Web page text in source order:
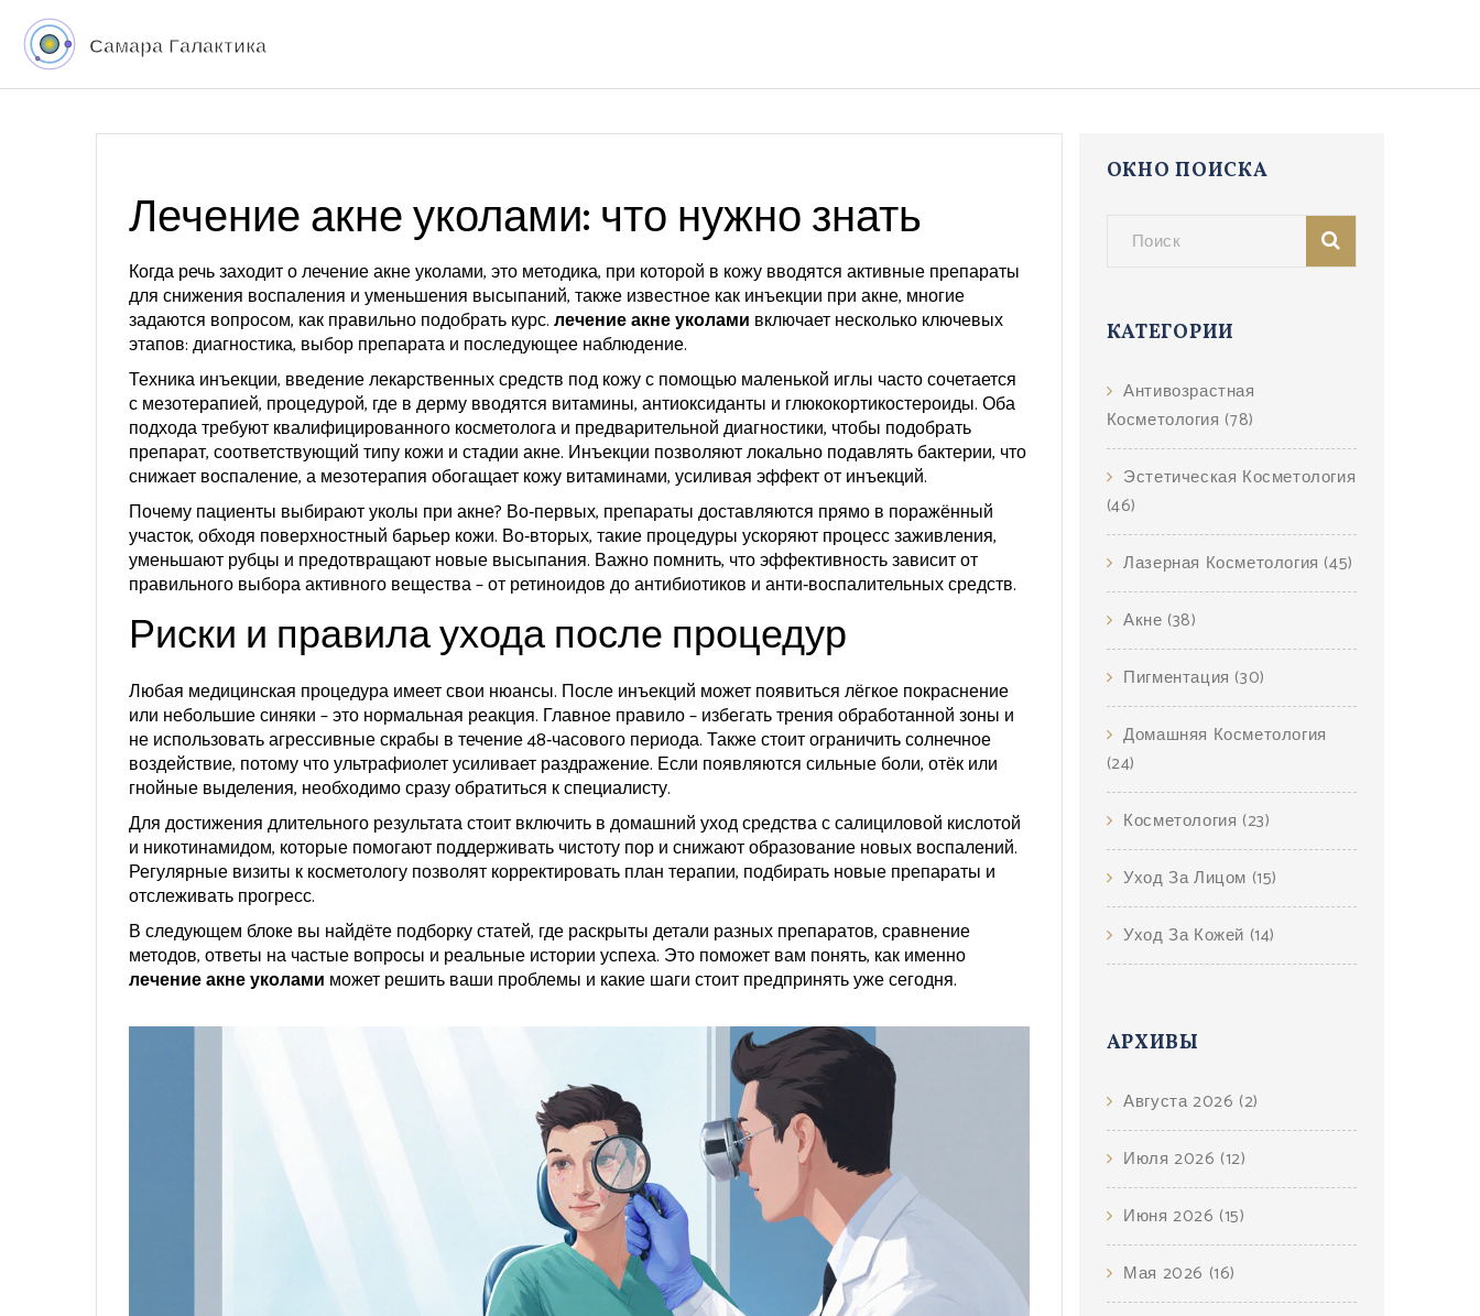
Лечение акне уколами: что нужно знать
Когда речь заходит олечение акне уколами,это методика, при которой в кожу вводятся активные препараты
для снижения воспаления и уменьшения высыпаний, также известное какинъекции при акне, многие
задаются вопросом, как правильно подобрать курс.лечение акне уколами включает несколько ключевых
этапов: диагностика, выбор препарата и последующее наблюдение.
Техникаинъекции, введение лекарственных средств под кожу с помощью маленькой иглы часто сочетается
смезотерапией, процедурой, где в дерму вводятся витамины, антиоксиданты и глюкокортикостероиды. Оба
подхода требуют квалифицированного косметолога и предварительной диагностики, чтобы подобрать
препарат, соответствующий типу кожи и стадии акне. Инъекции позволяют локально подавлять бактерии, что
снижает воспаление, а мезотерапия обогащает кожу витаминами, усиливая эффект от инъекций.
Почему пациенты выбирают уколы при акне? Во‑первых, препараты доставляются прямо в поражённый
участок, обходя поверхностный барьер кожи. Во‑вторых, такие процедуры ускоряют процесс заживления,
уменьшают рубцы и предотвращают новые высыпания. Важно помнить, что эффективность зависит от
правильного выбора активного вещества – от ретиноидов до антибиотиков и анти‑воспалительных средств.
Риски и правила ухода после процедур
Любая медицинская процедура имеет свои нюансы. После инъекций может появиться лёгкое покраснение
или небольшие синяки – это нормальная реакция. Главное правило – избегать трения обработанной зоны и
не использовать агрессивные скрабы в течение 48‑часового периода. Также стоит ограничить солнечное
воздействие, потому что ультрафиолет усиливает раздражение. Если появляются сильные боли, отёк или
гнойные выделения, необходимо сразу обратиться к специалисту.
Для достижения длительного результата стоит включить в домашний уход средства с салициловой кислотой
и никотинамидом, которые помогают поддерживать чистоту пор и снижают образование новых воспалений.
Регулярные визиты к косметологу позволят корректировать план терапии, подбирать новые препараты и
отслеживать прогресс.
В следующем блоке вы найдёте подборку статей, где раскрыты детали разных препаратов, сравнение
методов, ответы на частые вопросы и реальные истории успеха. Это поможет вам понять, как именно
лечение акне уколами может решить ваши проблемы и какие шаги стоит предпринять уже сегодня.
ОКНО ПОИСКА
КАТЕГОРИИ
Антивозрастная
Косметология (78)
Эстетическая Косметология
(46)
Лазерная Косметология (45)
Акне (38)
Пигментация (30)
Домашняя Косметология
(24)
Косметология (23)
Уход За Лицом (15)
Уход За Кожей (14)
АРХИВЫ
Августа 2026 (2)
Июля 2026 (12)
Июня 2026 (15)
Мая 2026 (16)